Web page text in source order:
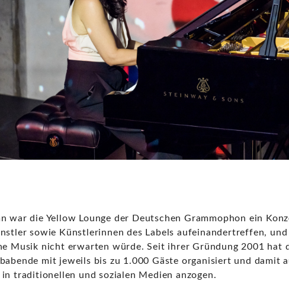
war die Yellow Lounge der Deutschen Grammophon ein
sowie Künstlerinnen des Labels aufeinandertreffen, und
Musik nicht erwarten würde. Seit ihrer Gründung 2001 hat
mit jeweils bis zu 1.000 Gäste organisiert und damit
in traditionellen und sozialen Medien anzogen.